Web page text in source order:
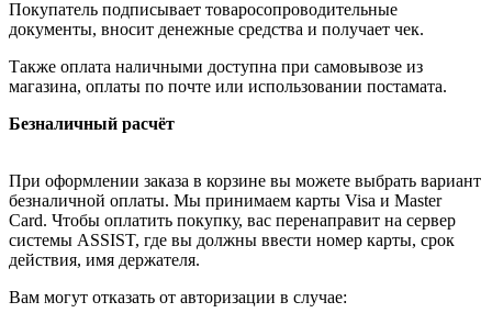
Покупатель подписывает товаросопроводительные
документы, вносит денежные средства и получает чек.
Также оплата наличными доступна при самовывозе из
магазина, оплаты по почте или использовании постамата.
Безналичный расчёт
При оформлении заказа в корзине вы можете выбрать вариант
безналичной оплаты. Мы принимаем карты Visa и Master
Card. Чтобы оплатить покупку, вас перенаправит на сервер
системы ASSIST, где вы должны ввести номер карты, срок
действия, имя держателя.
Вам могут отказать от авторизации в случае: